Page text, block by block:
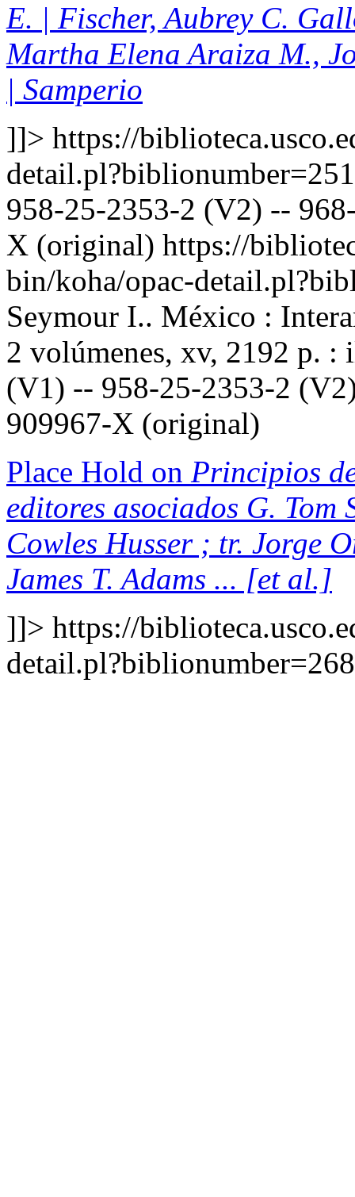
E. | Fischer, Aubrey C.
Martha Elena Araiza M.,
| Samperio
]]> https://
958-25-2353-2 (V2) --
X (original) https://
bin/koha/opac-
Seymour I.. México :
2 volúmenes, xv, 2192 p.
(V1) -- 958-25-2353-2
909967-X (original)
Place Hold on Principios
editores asociados G. Tom
Cowles Husser ; tr. Jorge
James T. Adams ... [et al.]
]]> https://